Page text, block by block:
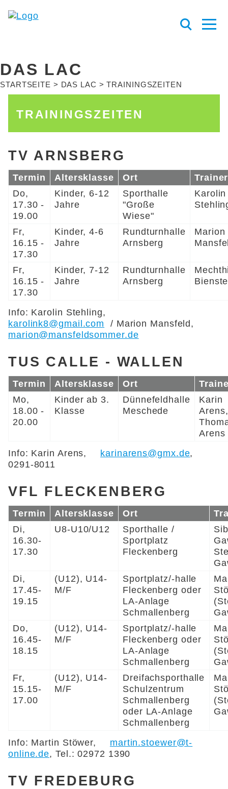
DAS LAC
STARTSEITE DAS LAC TRAININGSZEITEN
TRAININGSZEITEN
TV ARNSBERG
Termin Altersklasse Ort
Trainer
Do,
17.30 -
19.00
Kinder, 6-12
Jahre
Sporthalle
"Große
Wiese"
Karolin
Fr,
16.15 -
17.30
Kinder, 4-6
Jahre
Rundturnhalle
Arnsberg
Marion
Fr,
16.15 -
17.30
Kinder, 7-12
Jahre
Rundturnhalle
Arnsberg
Info: Karolin Stehling,
karolink8@gmail.com
/ Marion Mansfeld,
marion@mansfeldsommer.de
TUS CALLE - WALLEN
Termin Altersklasse Ort
Mo,
18.00 -
20.00
Kinder ab 3.
Klasse
Dünnefeldhalle
Meschede
Karin
Arens,
Arens
Info: Karin Arens,
karinarens@gmx.de,
0291-8011
VFL FLECKENBERG
Termin Altersklasse Ort
Di,
16.30-
17.30
U8-U10/U12
Sporthalle /
Sportplatz
Fleckenberg
Di,
17.45-
19.15
(U12), U14-
M/F
Sportplatz/-halle
Fleckenberg oder
LA-Anlage
Schmallenberg
Do,
16.45-
18.15
(U12), U14-
M/F
Sportplatz/-halle
Fleckenberg oder
LA-Anlage
Schmallenberg
Fr,
15.15-
17.00
(U12), U14-
M/F
Dreifachsporthalle
Schulzentrum
Schmallenberg
oder LA-Anlage
Schmallenberg
Info: Martin Stöwer,
martin.stoewer@t-
online.de, Tel.: 02972 1390
TV FREDEBURG